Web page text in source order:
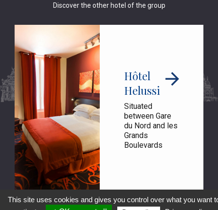
Discover the other hotel of the group
Hôtel
Helussi
Situated
between Gare
du Nord and les
Grands
Boulevards
This site uses cookies and gives you control over what you want